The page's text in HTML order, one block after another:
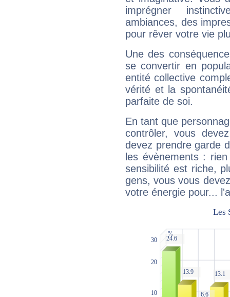
imprégner
ambiances, des
pour rêver votre vie
Une des
se convertir en
entité collective
vérité et la
parfaite de soi.
En tant que
contrôler, vous
devez prendre garde
les évènements :
sensibilité est riche,
gens, vous vous
votre énergie pour...